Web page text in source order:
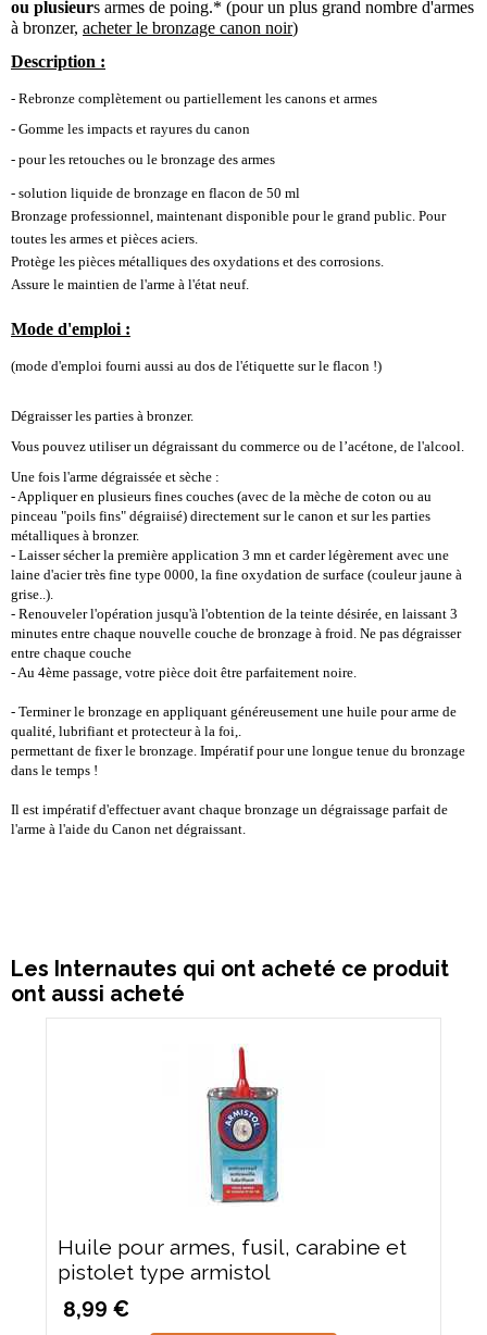
ou plusieurs armes de poing.* (pour un plus grand nombre d'armes
à bronzer, acheter le bronzage canon noir)
Description :
- Rebronze complètement ou partiellement les canons et armes
- Gomme les impacts et rayures du canon
- pour les retouches ou le bronzage des armes
- solution liquide de bronzage en flacon de 50 ml
Bronzage professionnel, maintenant disponible pour le grand public. Pour
toutes les armes et pièces aciers.
Protège les pièces métalliques des oxydations et des corrosions.
Assure le maintien de l'arme à l'état neuf.
Mode d'emploi :
(mode d'emploi fourni aussi au dos de l'étiquette sur le flacon !)
Dégraisser les parties à bronzer.
Vous pouvez utiliser un dégraissant du commerce ou de l’acétone, de l'alcool.
Une fois l'arme dégraissée et sèche :
- Appliquer en plusieurs fines couches (avec de la mèche de coton ou au
pinceau "poils fins" dégraiisé) directement sur le canon et sur les parties
métalliques à bronzer.
- Laisser sécher la première application 3 mn et carder légèrement avec une
laine d'acier très fine type 0000, la fine oxydation de surface (couleur jaune à
grise..).
- Renouveler l'opération jusqu'à l'obtention de la teinte désirée, en laissant 3
minutes entre chaque nouvelle couche de bronzage à froid. Ne pas dégraisser
entre chaque couche
- Au 4ème passage, votre pièce doit être parfaitement noire.
- Terminer le bronzage en appliquant généreusement une huile pour arme de
qualité, lubrifiant et protecteur à la foi,.
permettant de fixer le bronzage. Impératif pour une longue tenue du bronzage
dans le temps !
Il est impératif d'effectuer avant chaque bronzage un dégraissage parfait de
l'arme à l'aide du Canon net dégraissant.
Les Internautes qui ont acheté ce produit
ont aussi acheté
Huile pour armes, fusil, carabine et
pistolet type armistol
8,99 €